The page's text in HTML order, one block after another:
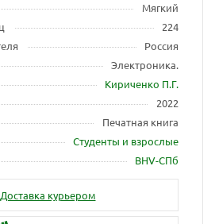
Мягкий
224
Россия
Электроника.
Кириченко П.Г.
2022
Печатная книга
Студенты и взрослые
BHV-CПб
Доставка курьером